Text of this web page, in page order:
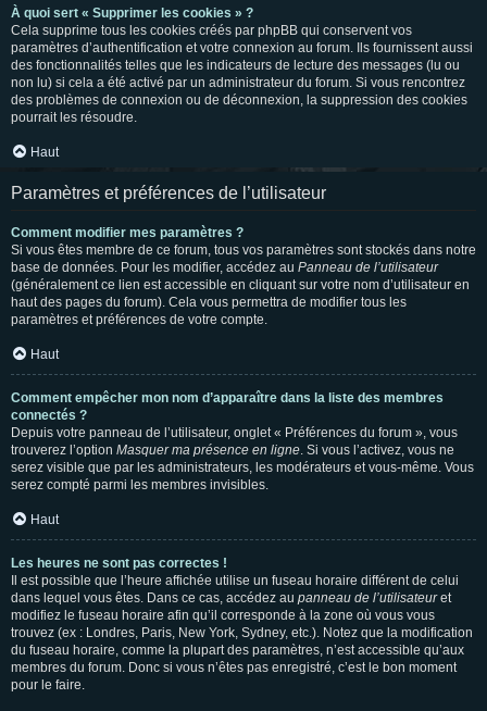
À quoi sert « Supprimer les cookies » ?
Cela supprime tous les cookies créés par phpBB qui conservent vos
paramètres d’authentification et votre connexion au forum. Ils fournissent aussi
des fonctionnalités telles que les indicateurs de lecture des messages (lu ou
non lu) si cela a été activé par un administrateur du forum. Si vous rencontrez
des problèmes de connexion ou de déconnexion, la suppression des cookies
pourrait les résoudre.
Haut
Paramètres et préférences de l’utilisateur
Comment modifier mes paramètres ?
Si vous êtes membre de ce forum, tous vos paramètres sont stockés dans notre
base de données. Pour les modifier, accédez au Panneau de l’utilisateur
(généralement ce lien est accessible en cliquant sur votre nom d’utilisateur en
haut des pages du forum). Cela vous permettra de modifier tous les
paramètres et préférences de votre compte.
Haut
Comment empêcher mon nom d’apparaître dans la liste des membres
connectés ?
Depuis votre panneau de l’utilisateur, onglet « Préférences du forum », vous
trouverez l’option Masquer ma présence en ligne. Si vous l’activez, vous ne
serez visible que par les administrateurs, les modérateurs et vous-même. Vous
serez compté parmi les membres invisibles.
Haut
Les heures ne sont pas correctes !
Il est possible que l’heure affichée utilise un fuseau horaire différent de celui
dans lequel vous êtes. Dans ce cas, accédez au panneau de l’utilisateuret
modifiez le fuseau horaire afin qu’il corresponde à la zone où vous vous
trouvez (ex : Londres, Paris, New York, Sydney, etc.). Notez que la modification
du fuseau horaire, comme la plupart des paramètres, n’est accessible qu’aux
membres du forum. Donc si vous n’êtes pas enregistré, c’est le bon moment
pour le faire.